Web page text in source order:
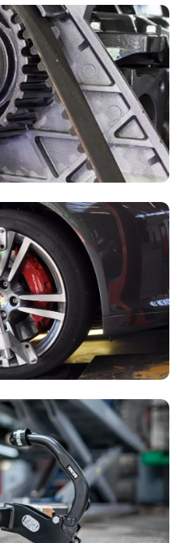
en Reparatie
en vervangen
hoogwaardige onderdelen.
vervangen
uw distributie/ketting tijdig om
Vakmanschap waar u
de banden scheef af?
we uw auto perfect uit